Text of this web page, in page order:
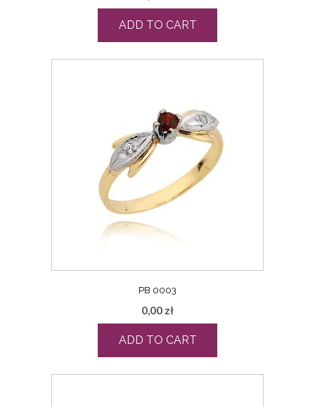
ADD TO CART
PB 0003
0,00 zł
ADD TO CART